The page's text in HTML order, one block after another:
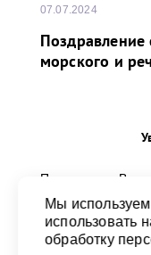
07.07.2024
морского и
Поздравляю Вас,
праздником!
...
Мы используем
использовать
обработку